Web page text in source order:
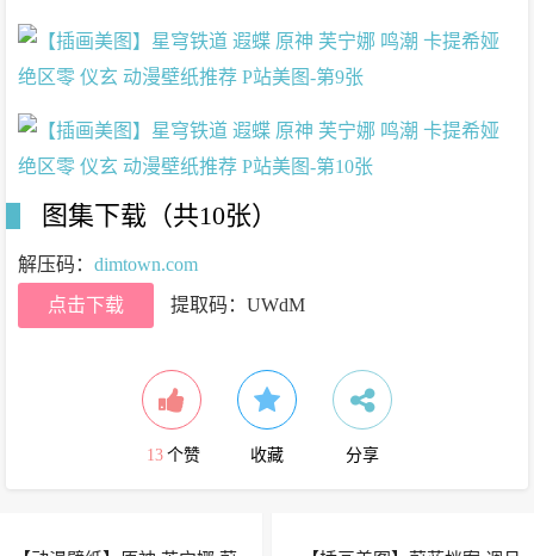
图集下载（共10张）
解压码： dimtown.com
点击下载
提取码：UWdM
13 个赞 收藏 分享